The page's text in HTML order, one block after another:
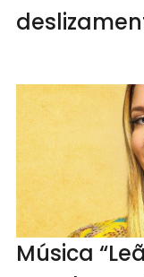
Música